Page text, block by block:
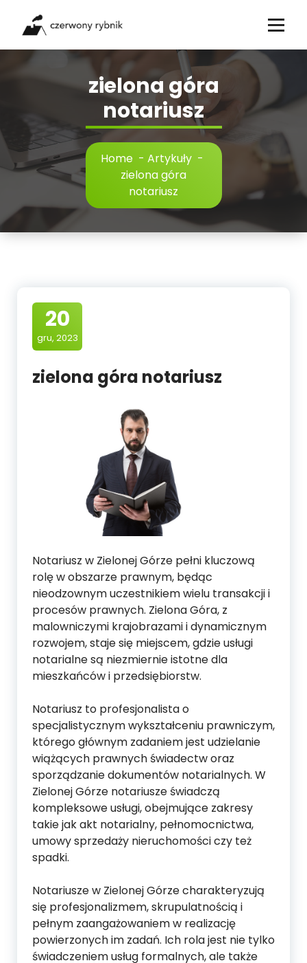
content
zielona góra
notariusz
Home - Artykuły -
zielona góra
notariusz
20
gru, 2023
zielona góra notariusz
Notariusz w Zielonej Górze pełni kluczową
rolę w obszarze prawnym, będąc
nieodzownym uczestnikiem wielu transakcji i
procesów prawnych. Zielona Góra, z
malowniczymi krajobrazami i dynamicznym
rozwojem, staje się miejscem, gdzie usługi
notarialne są niezmiernie istotne dla
mieszkańców i przedsiębiorstw.
Notariusz to profesjonalista o
specjalistycznym wykształceniu prawniczym,
którego głównym zadaniem jest udzielanie
wiążących prawnych świadectw oraz
sporządzanie dokumentów notarialnych. W
Zielonej Górze notariusze świadczą
kompleksowe usługi, obejmujące zakresy
takie jak akt notarialny, pełnomocnictwa,
umowy sprzedaży nieruchomości czy też
spadki.
Notariusze w Zielonej Górze charakteryzują
się profesjonalizmem, skrupulatnością i
pełnym zaangażowaniem w realizację
powierzonych im zadań. Ich rola jest nie tylko
świadczeniem usług formalnych, ale także